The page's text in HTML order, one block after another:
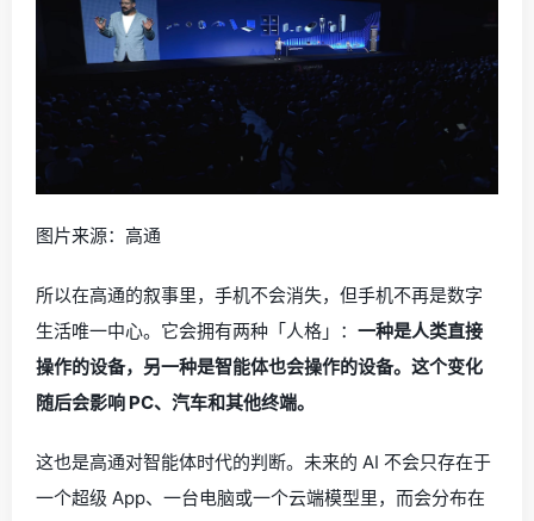
图片来源：高通
所以在高通的叙事里，手机不会消失，但手机不再是数字
生活唯一中心。它会拥有两种「人格」： 一种是人类直接
操作的设备，另一种是智能体也会操作的设备。这个变化
随后会影响 PC、汽车和其他终端。
这也是高通对智能体时代的判断。未来的 AI 不会只存在于
一个超级 App、一台电脑或一个云端模型里，而会分布在